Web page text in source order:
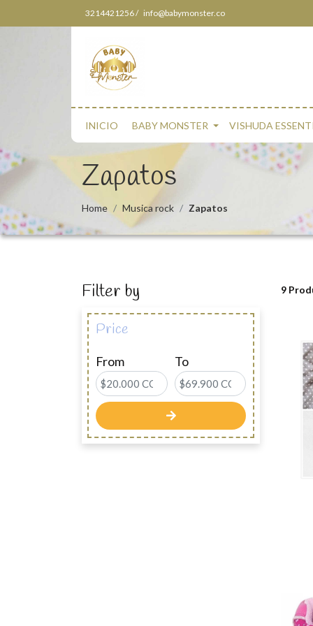
3214421256 / info@babymonster.co
INICIO BABY MONSTER VISHUDA
Zapatos
Home Musica rock Zapatos
Filter by
Price
From To
9